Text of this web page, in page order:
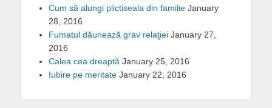
Cum să alungi plictiseala din familie January
28, 2016
Fumatul dăunează grav relaţiei January 27,
2016
Calea cea dreaptă January 25, 2016
Iubire pe meritate January 22, 2016